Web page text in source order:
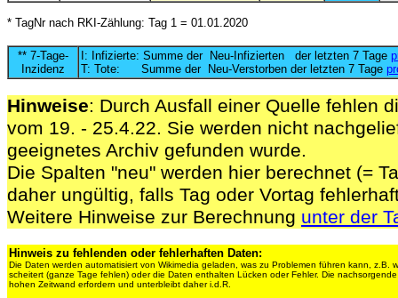
* TagNr nach RKI-Zählung: Tag 1 = 01.01.2020
** 7-Tage-
Inzidenz
I: Infizierte: Summe der Neu-Infizierten der letzten 7 Tage
T: Tote: Summe der Neu-Verstorben der letzten 7 Tage
Hinweise: Durch Ausfall einer Quelle fehlen
vom 19. - 25.4.22. Sie werden nicht
geeignetes Archiv gefunden wurde.
Die Spalten "neu" werden hier berechnet (=
daher ungültig, falls Tag oder Vortag
Weitere Hinweise zur Berechnung unter der
Hinweis zu fehlenden oder fehlerhaften Daten:
Die Daten werden automatisiert von Wikimedia geladen, was zu Problemen führen kann, z.B.
scheitert (ganze Tage fehlen) oder die Daten enthalten Lücken oder Fehler. Die
hohen Zeitwand erfordern und unterbleibt daher i.d.R.